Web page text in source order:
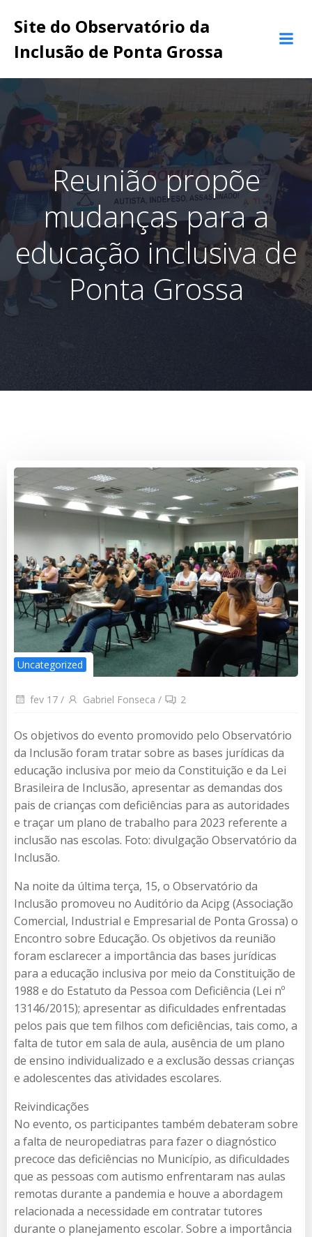
para
conteúdo
Site do Observatório da
Inclusão de Ponta Grossa
Reunião propõe
mudanças para a
educação inclusiva de
Ponta Grossa
Uncategorized
fev 17 / Gabriel Fonseca / 2
Os objetivos do evento promovido pelo Observatório
da Inclusão foram tratar sobre as bases jurídicas da
educação inclusiva por meio da Constituição e da Lei
Brasileira de Inclusão, apresentar as demandas dos
pais de crianças com deficiências para as autoridades
e traçar um plano de trabalho para 2023 referente a
inclusão nas escolas. Foto: divulgação Observatório da
Inclusão.
Na noite da última terça, 15, o Observatório da
Inclusão promoveu no Auditório da Acipg (Associação
Comercial, Industrial e Empresarial de Ponta Grossa) o
Encontro sobre Educação. Os objetivos da reunião
foram esclarecer a importância das bases jurídicas
para a educação inclusiva por meio da Constituição de
1988 e do Estatuto da Pessoa com Deficiência (Lei nº
13146/2015); apresentar as dificuldades enfrentadas
pelos pais que tem filhos com deficiências, tais como, a
falta de tutor em sala de aula, ausência de um plano
de ensino individualizado e a exclusão dessas crianças
e adolescentes das atividades escolares.
Reivindicações
No evento, os participantes também debateram sobre
a falta de neuropediatras para fazer o diagnóstico
precoce das deficiências no Município, as dificuldades
que as pessoas com autismo enfrentaram nas aulas
remotas durante a pandemia e houve a abordagem
relacionada a necessidade em contratar tutores
durante o planejamento escolar. Sobre a importância